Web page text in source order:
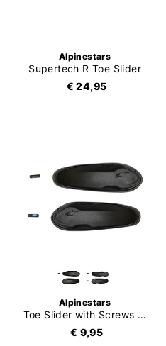
Alpinestars
Supertech R Toe Slider
€ 24,95
Alpinestars
Toe Slider with Screws and Hexagonal Key
€ 9,95